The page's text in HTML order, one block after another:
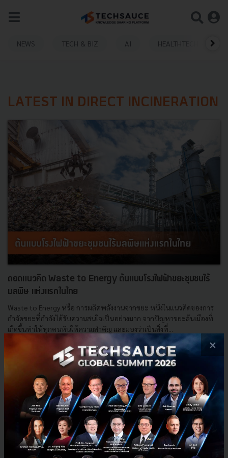
NEWS TECH & BIZ AI HEALTHTECH
LATEST IN DIRECT INCINERATION
ถอดแนวคิด Waste to Energy ต้นแบบโรงไฟฟ้าขยะชุมชนไร้
มลพิษ แห่งแรกในไทย
Waste to Energy หรือ การผลิตพลังงานจากขยะ หนึ่งในแนวคิดของการ
กำจัดขยะที่กำลังได้รับความสนใจเป็นอย่างมาก จากปัญหาขยะล้นเมืองที่
เกิดขึ้นทำให้ทุกคนหันให้ความสำคัญ และมองว่าเป็นสิ่งที่...
| ByLapatrada
ACE electricity zero discharge Waste to energy
×